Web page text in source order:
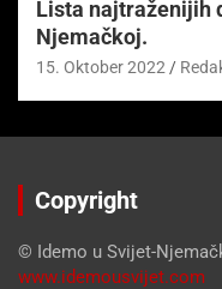
Lista najtraženijih
Njemačkoj.
15. Oktober 2022
Copyright
© Idemo u Svijet-
www.idemousvijet.com